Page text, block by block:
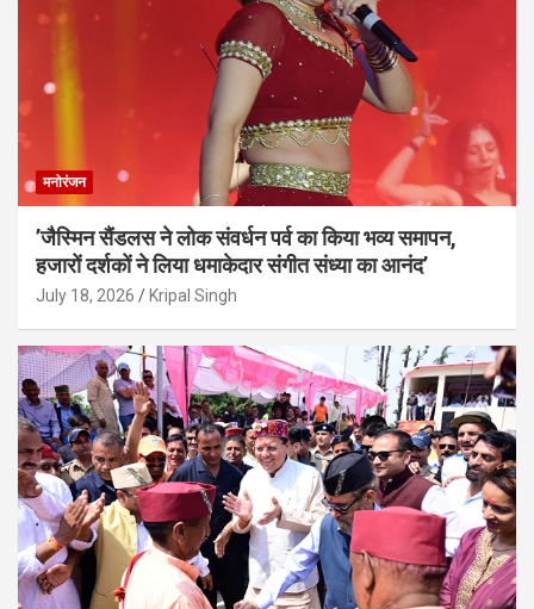
मनोरंजन
’जैस्मिन सैंडलस ने लोक संवर्धन पर्व का किया भव्य समापन,
हजारों दर्शकों ने लिया धमाकेदार संगीत संध्या का आनंद’
July 18, 2026 Kripal Singh